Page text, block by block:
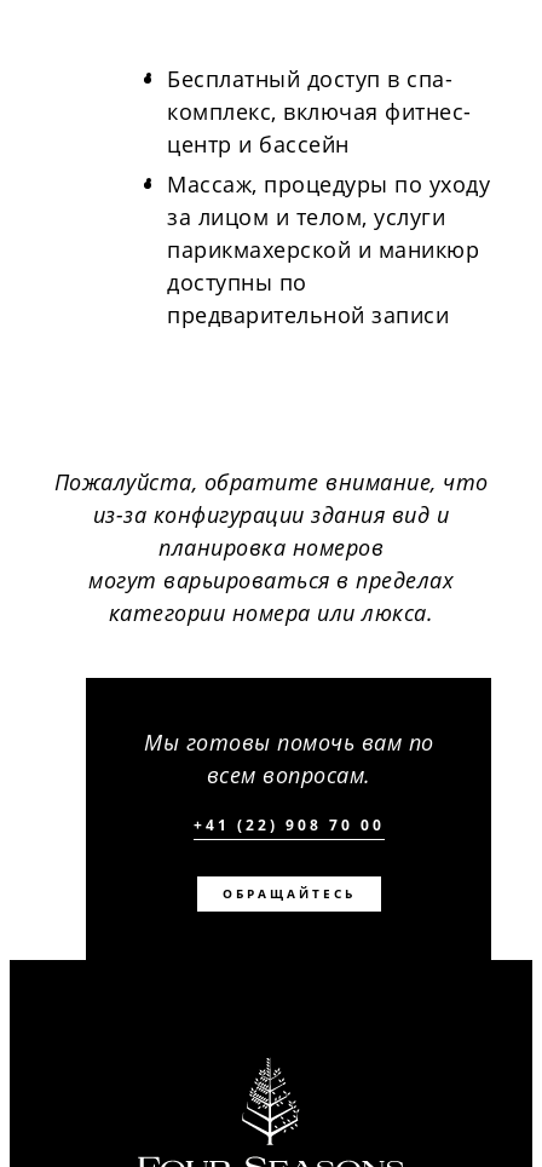
Бесплатный доступ в спа-
комплекс, включая фитнес-
центр и бассейн
Массаж, процедуры по уходу
за лицом и телом, услуги
парикмахерской и маникюр
доступны по
предварительной записи
Пожалуйста, обратите внимание, что
из-за конфигурации здания вид и
планировка номеров
могут варьироваться в пределах
категории номера или люкса.
Мы готовы помочь вам по
всем вопросам.
+41 (22) 908 70 00
ОБРАЩАЙТЕСЬ